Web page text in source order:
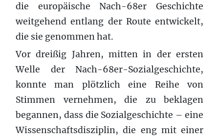
die europäische Nach-68er Geschichte
weitgehend entlang der Route entwickelt,
die sie genommen hat.
Vor dreißig Jahren, mitten in der ersten
Welle der Nach-68er-Sozialgeschichte,
konnte man plötzlich eine Reihe von
Stimmen vernehmen, die zu beklagen
begannen, dass die Sozialgeschichte – eine
Wissenschaftsdisziplin, die eng mit einer